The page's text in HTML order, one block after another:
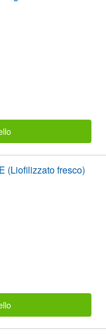
(Liofilizzato fresco)